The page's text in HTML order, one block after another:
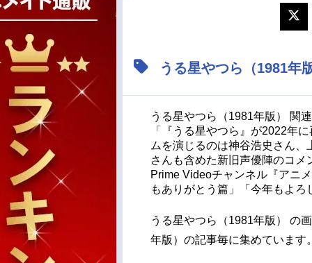
マンガ・ラノベ 音楽
アニメ記事一覧
声優記事一覧
うる星やつら（1981年
うる星やつら（1981年版） 関
「『うる星やつら』が2022年
ムを演じるのは神谷浩史さん
さんも含めた新旧声優陣のコ
Prime Videoチャンネル『アニ
もありがとう篇」「今年もよ
うる星やつら（1981年版） の
年版）の記事毎に集めています